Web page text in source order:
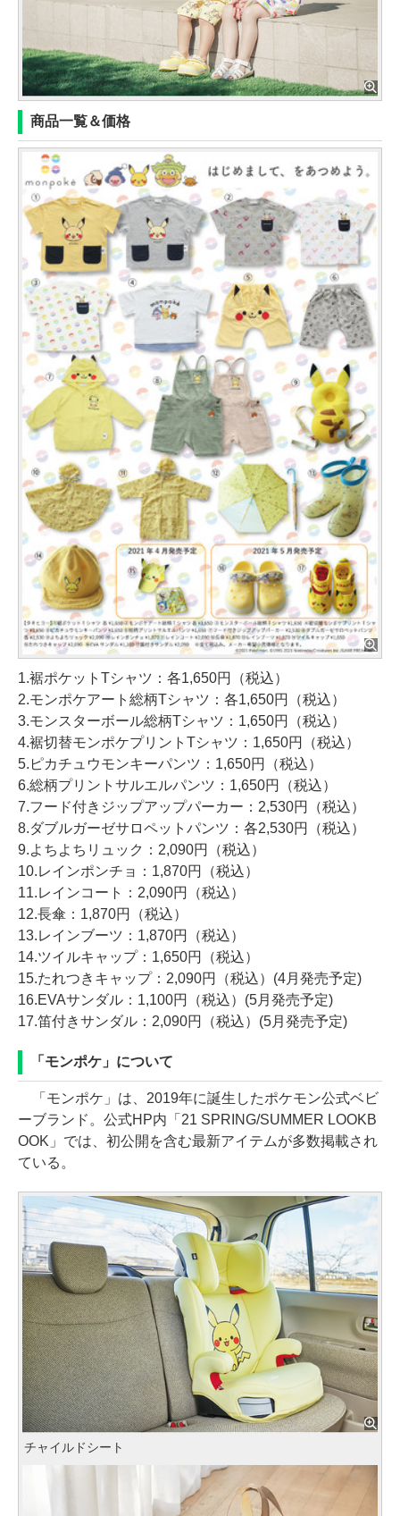
商品一覧＆価格
1.裾ポケットTシャツ：各1,650円（税込）
2.モンポケアート総柄Tシャツ：各1,650円（税込）
3.モンスターボール総柄Tシャツ：1,650円（税込）
4.裾切替モンポケプリントTシャツ：1,650円（税込）
5.ピカチュウモンキーパンツ：1,650円（税込）
6.総柄プリントサルエルパンツ：1,650円（税込）
7.フード付きジップアップパーカー：2,530円（税込）
8.ダブルガーゼサロペットパンツ：各2,530円（税込）
9.よちよちリュック：2,090円（税込）
10.レインポンチョ：1,870円（税込）
11.レインコート：2,090円（税込）
12.長傘：1,870円（税込）
13.レインブーツ：1,870円（税込）
14.ツイルキャップ：1,650円（税込）
15.たれつきキャップ：2,090円（税込）(4月発売予定)
16.EVAサンダル：1,100円（税込）(5月発売予定)
17.笛付きサンダル：2,090円（税込）(5月発売予定)
「モンポケ」について
「モンポケ」は、2019年に誕生したポケモン公式ベビ
ーブランド。公式HP内「21 SPRING/SUMMER LOOKB
OOK」では、初公開を含む最新アイテムが多数掲載され
ている。
チャイルドシート